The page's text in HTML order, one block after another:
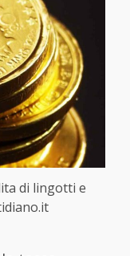
di lingotti e